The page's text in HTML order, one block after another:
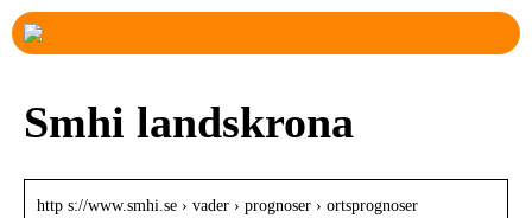
Smhi landskrona
http s://www.smhi.se › vader › prognoser › ortsprognoser